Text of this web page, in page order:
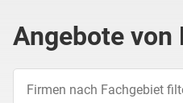
Angebote von